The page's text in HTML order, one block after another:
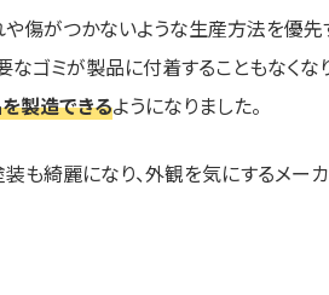
傷がつかないような生産方法を優先
ゴミが製品に付着することもなくな
製造できるようになりました。
も綺麗になり、外観を気にするメー